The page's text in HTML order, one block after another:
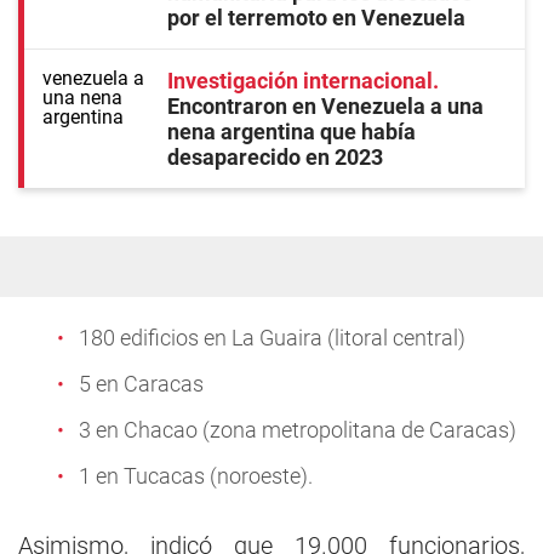
por el terremoto en Venezuela
Investigación internacional
Encontraron en Venezuela a una
nena argentina que había
desaparecido en 2023
180 edificios en La Guaira (litoral central)
5 en Caracas
3 en Chacao (zona metropolitana de Caracas)
1 en Tucacas (noroeste).
Asimismo, indicó que 19.000 funcionarios,